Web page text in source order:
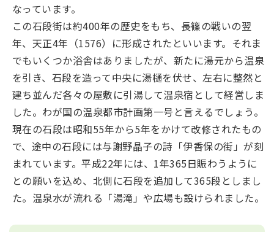
なっています。
この石段街は約400年の歴史をもち、長篠の戦いの翌
年、天正4年（1576）に形成されたといいます。それま
でもいくつか浴舎はありましたが、新たに湯元から温泉
を引き、石段を造って中央に湯樋を伏せ、左右に整然と
建ち並んだ各々の屋敷に引湯して温泉宿として経営しま
した。わが国の温泉都市計画第一号と言えるでしょう。
現在の石段は昭和55年から5年をかけて改修されたもの
で、途中の石段には与謝野晶子の詩「伊香保の街」が刻
まれています。平成22年には、1年365日賑わうように
との願いを込め、北側に石段を追加して365段としまし
た。温泉水が流れる「湯滝」や広場も設けられました。